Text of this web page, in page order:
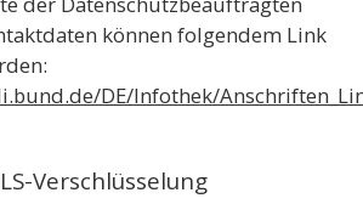
können folgendem Link
DE/Infothek/
Verschlüsselung